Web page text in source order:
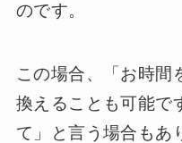
のです。
この場合、「お時間
換えることも可能で
て」と言う場合もあ